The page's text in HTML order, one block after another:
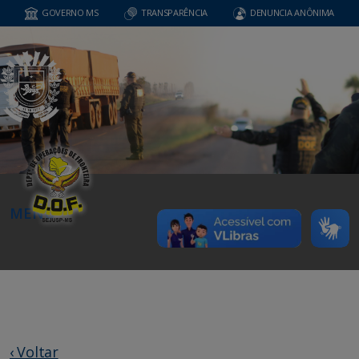
GOVERNO MS TRANSPARÊNCIA DENUNCIA ANÔNIMA
MENU
‹ Voltar